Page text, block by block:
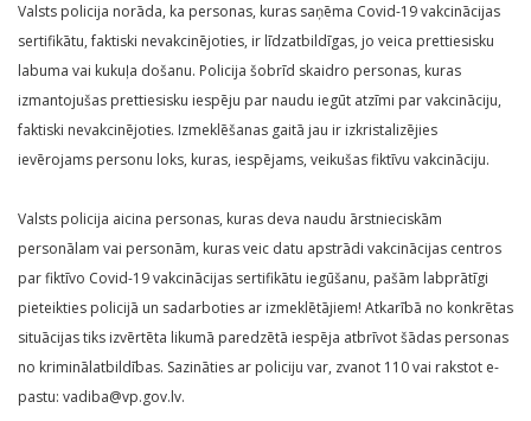
Valsts policija norāda, ka personas, kuras saņēma Covid-19 vakcinācijas
sertifikātu, faktiski nevakcinējoties, ir līdzatbildīgas, jo veica prettiesisku
labuma vai kukuļa došanu. Policija šobrīd skaidro personas, kuras
izmantojušas prettiesisku iespēju par naudu iegūt atzīmi par vakcināciju,
faktiski nevakcinējoties. Izmeklēšanas gaitā jau ir izkristalizējies
ievērojams personu loks, kuras, iespējams, veikušas fiktīvu vakcināciju.
Valsts policija aicina personas, kuras deva naudu ārstnieciskām
personālam vai personām, kuras veic datu apstrādi vakcinācijas centros
par fiktīvo Covid-19 vakcinācijas sertifikātu iegūšanu, pašām labprātīgi
pieteikties policijā un sadarboties ar izmeklētājiem! Atkarībā no konkrētas
situācijas tiks izvērtēta likumā paredzētā iespēja atbrīvot šādas personas
no kriminālatbildības. Sazināties ar policiju var, zvanot 110 vai rakstot e-
pastu: vadiba@vp.gov.lv.